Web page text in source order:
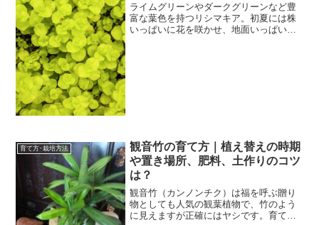
ライムグリーンやダークグリーンなど豊
富な葉色を持つリシマキア。初夏には株
いっぱいに花を咲かせ、地面いっぱいじ
育て方･栽培方法
観音竹の育て方｜植え替えの時期
や置き場所、肥料、土作りのコツ
は？
観音竹（カンノンチク）は福を呼ぶ贈り
物としても人気の観葉植物で、竹のよう
に見えますが正確にはヤシです。育て方